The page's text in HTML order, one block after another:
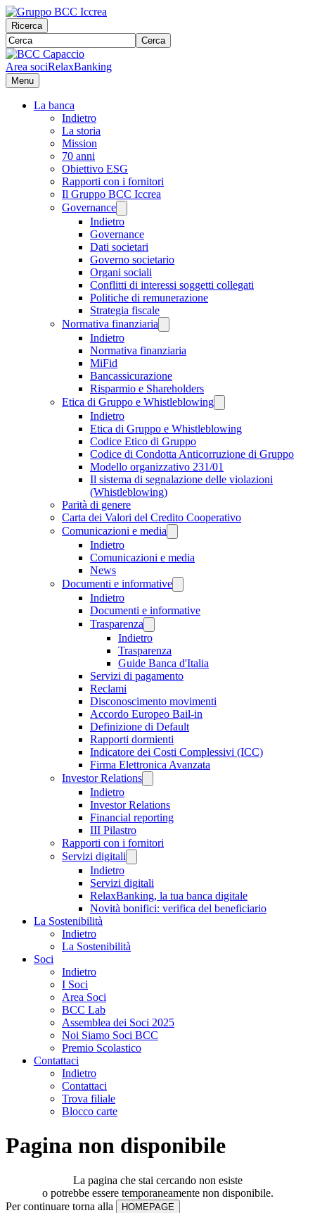
Ricerca
Cerca
Area sociRelaxBanking
Menu
La banca
Indietro
La storia
Mission
70 anni
Obiettivo ESG
Rapporti con i fornitori
Il Gruppo BCC Iccrea
Governance
Indietro
Governance
Dati societari
Governo societario
Organi sociali
Conflitti di interessi soggetti collegati
Politiche di remunerazione
Strategia fiscale
Normativa finanziaria
Indietro
Normativa finanziaria
MiFid
Bancassicurazione
Risparmio e Shareholders
Etica di Gruppo e Whistleblowing
Indietro
Etica di Gruppo e Whistleblowing
Codice Etico di Gruppo
Codice di Condotta Anticorruzione di Gruppo
Modello organizzativo 231/01
Il sistema di segnalazione delle violazioni
(Whistleblowing)
Parità di genere
Carta dei Valori del Credito Cooperativo
Comunicazioni e media
Indietro
Comunicazioni e media
News
Documenti e informative
Indietro
Documenti e informative
Trasparenza
Indietro
Trasparenza
Guide Banca d'Italia
Servizi di pagamento
Reclami
Disconoscimento movimenti
Accordo Europeo Bail-in
Definizione di Default
Rapporti dormienti
Indicatore dei Costi Complessivi (ICC)
Firma Elettronica Avanzata
Investor Relations
Indietro
Investor Relations
Financial reporting
III Pilastro
Rapporti con i fornitori
Servizi digitali
Indietro
Servizi digitali
RelaxBanking, la tua banca digitale
Novità bonifici: verifica del beneficiario
La Sostenibilità
Indietro
La Sostenibilità
Soci
Indietro
I Soci
Area Soci
BCC Lab
Assemblea dei Soci 2025
Noi Siamo Soci BCC
Premio Scolastico
Contattaci
Indietro
Contattaci
Trova filiale
Blocco carte
Pagina non disponibile
La pagina che stai cercando non esiste
o potrebbe essere temporaneamente non disponibile.
Per continuare torna alla